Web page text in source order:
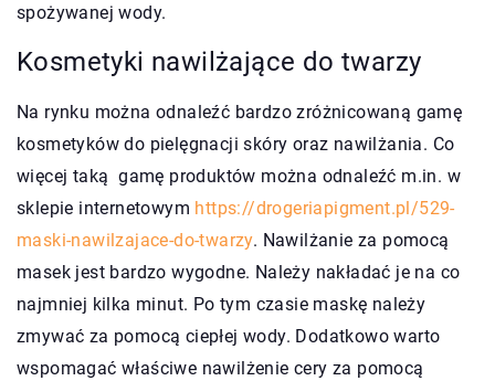
spożywanej wody.
Kosmetyki nawilżające do twarzy
Na rynku można odnaleźć bardzo zróżnicowaną gamę
kosmetyków do pielęgnacji skóry oraz nawilżania. Co
więcej taką gamę produktów można odnaleźć m.in. w
sklepie internetowym https://drogeriapigment.pl/529-
maski-nawilzajace-do-twarzy. Nawilżanie za pomocą
masek jest bardzo wygodne. Należy nakładać je na co
najmniej kilka minut. Po tym czasie maskę należy
zmywać za pomocą ciepłej wody. Dodatkowo warto
wspomagać właściwe nawilżenie cery za pomocą